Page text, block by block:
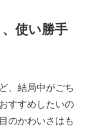
使い勝手
、結局中がごち
すすめしたいの
のかわいさはも